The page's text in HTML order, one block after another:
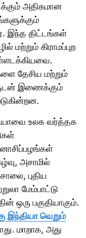
அதிகமான
இந்த திட்டங்கள்
மற்றும் கிராமப்புற
தேசிய மற்றும்
இணைக்கும்
உலக வர்த்தக
அசாமில்
புதிய
மேம்பாட்டு
ஒரு பகுதியாகும்.
இந்தியா வெறும்
மாறாக, அது